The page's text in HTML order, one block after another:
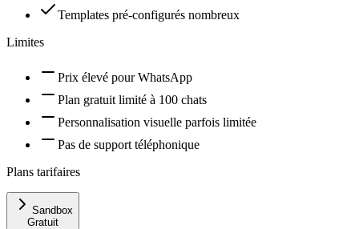
Templates pré-configurés nombreux
Limites
Prix élevé pour WhatsApp
Plan gratuit limité à 100 chats
Personnalisation visuelle parfois limitée
Pas de support téléphonique
Plans tarifaires
Sandbox
Gratuit